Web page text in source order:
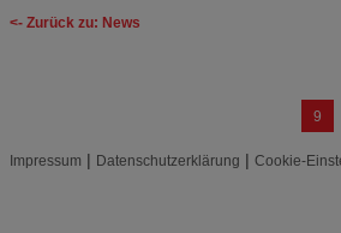
<- Zurück zu: News
9
Impressum | Datenschutzerklärung | Cookie-